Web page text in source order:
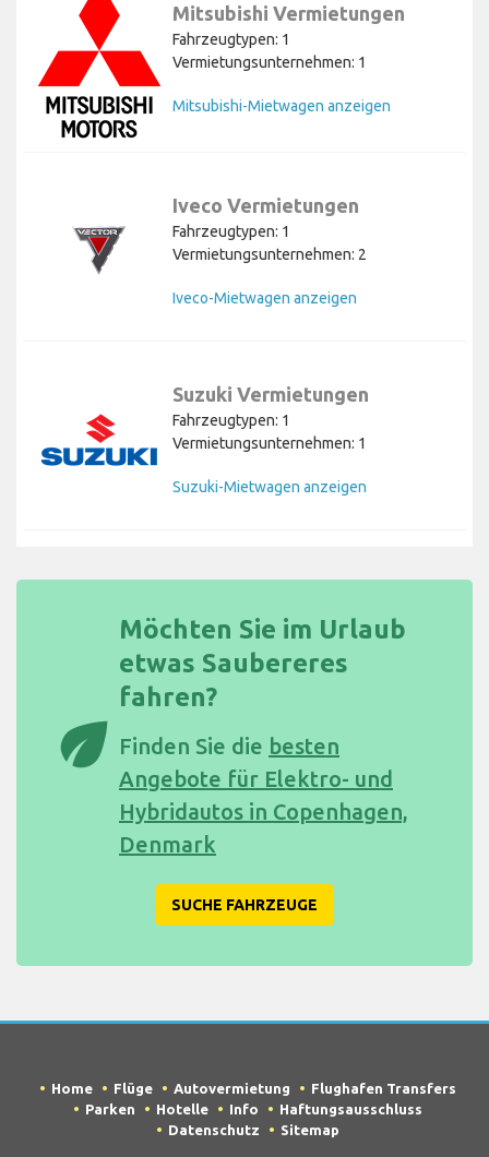
Mitsubishi Vermietungen
Fahrzeugtypen: 1
Vermietungsunternehmen: 1
Mitsubishi-Mietwagen anzeigen
Iveco Vermietungen
Fahrzeugtypen: 1
Vermietungsunternehmen: 2
Iveco-Mietwagen anzeigen
Suzuki Vermietungen
Fahrzeugtypen: 1
Vermietungsunternehmen: 1
Suzuki-Mietwagen anzeigen
eco
Möchten Sie im Urlaub
etwas Saubereres
fahren?
Finden Sie die besten
Angebote für Elektro- und
Hybridautos in Copenhagen,
Denmark
SUCHE FAHRZEUGE
Home Flüge Autovermietung
Flughafen Transfers
Parken
Hotelle Info
Haftungsausschluss
Datenschutz
Sitemap